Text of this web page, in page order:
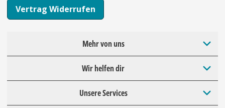
Vertrag Widerrufen
Mehr von uns
Wir helfen dir
Unsere Services